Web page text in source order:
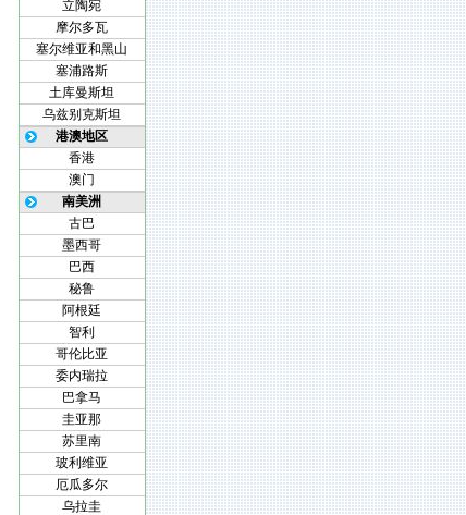
立陶宛
摩尔多瓦
塞尔维亚和黑山
塞浦路斯
土库曼斯坦
乌兹别克斯坦
港澳地区
香港
澳门
南美洲
古巴
墨西哥
巴西
秘鲁
阿根廷
智利
哥伦比亚
委内瑞拉
巴拿马
圭亚那
苏里南
玻利维亚
厄瓜多尔
乌拉圭